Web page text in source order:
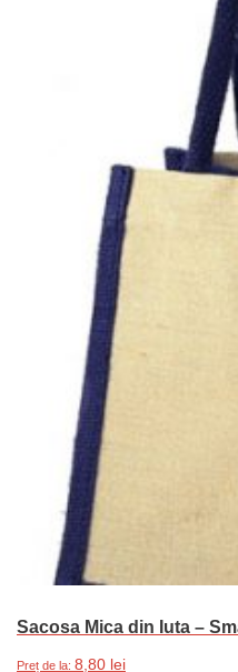
Sacosa Mica din Iuta –
Preț de la: 8,80 lei